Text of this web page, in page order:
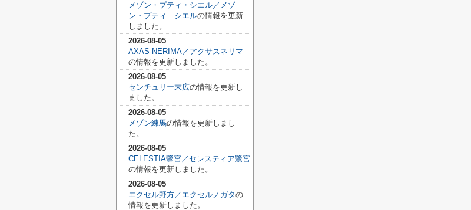
メゾン・プティ・シエル／メゾ
ン・プティ シエルの情報を更新
しました。
2026-08-05
AXAS-NERIMA／アクサスネリマ
の情報を更新しました。
2026-08-05
センチュリー末広の情報を更新し
ました。
2026-08-05
メゾン練馬の情報を更新しまし
た。
2026-08-05
CELESTIA鷺宮／セレスティア鷺宮
の情報を更新しました。
2026-08-05
エクセル野方／エクセルノガタの
情報を更新しました。